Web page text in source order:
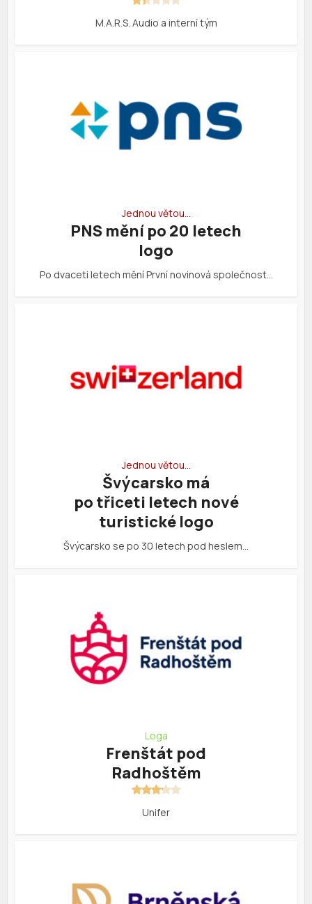
M.A.R.S. Audio a interní tým
Jednou větou…
PNS mění po 20 letech
logo
Po dvaceti letech mění První novinová společnost…
Jednou větou…
Švýcarsko má
po třiceti letech nové
turistické logo
Švýcarsko se po 30 letech pod heslem…
Loga
Frenštát pod
Radhoštěm
Unifer